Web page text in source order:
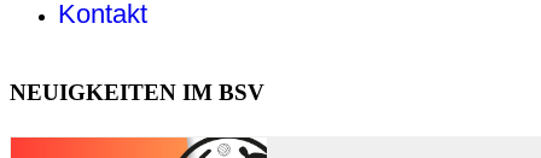
Kontakt
NEUIGKEITEN IM BSV